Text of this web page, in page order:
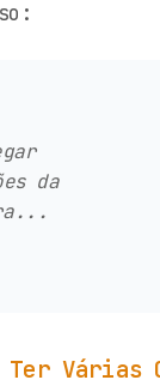
da
Ter Várias